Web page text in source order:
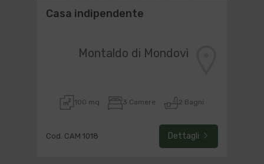
Casa indipendente
Montaldo di Mondovì
100 mq 3 Camere 2 Bagni
Cod. CAM 1018 Dettagli